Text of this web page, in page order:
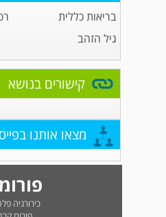
בריאות כללית
גיל הזהב
קישורים בנושא
מצאו אותנו
כירורגיה